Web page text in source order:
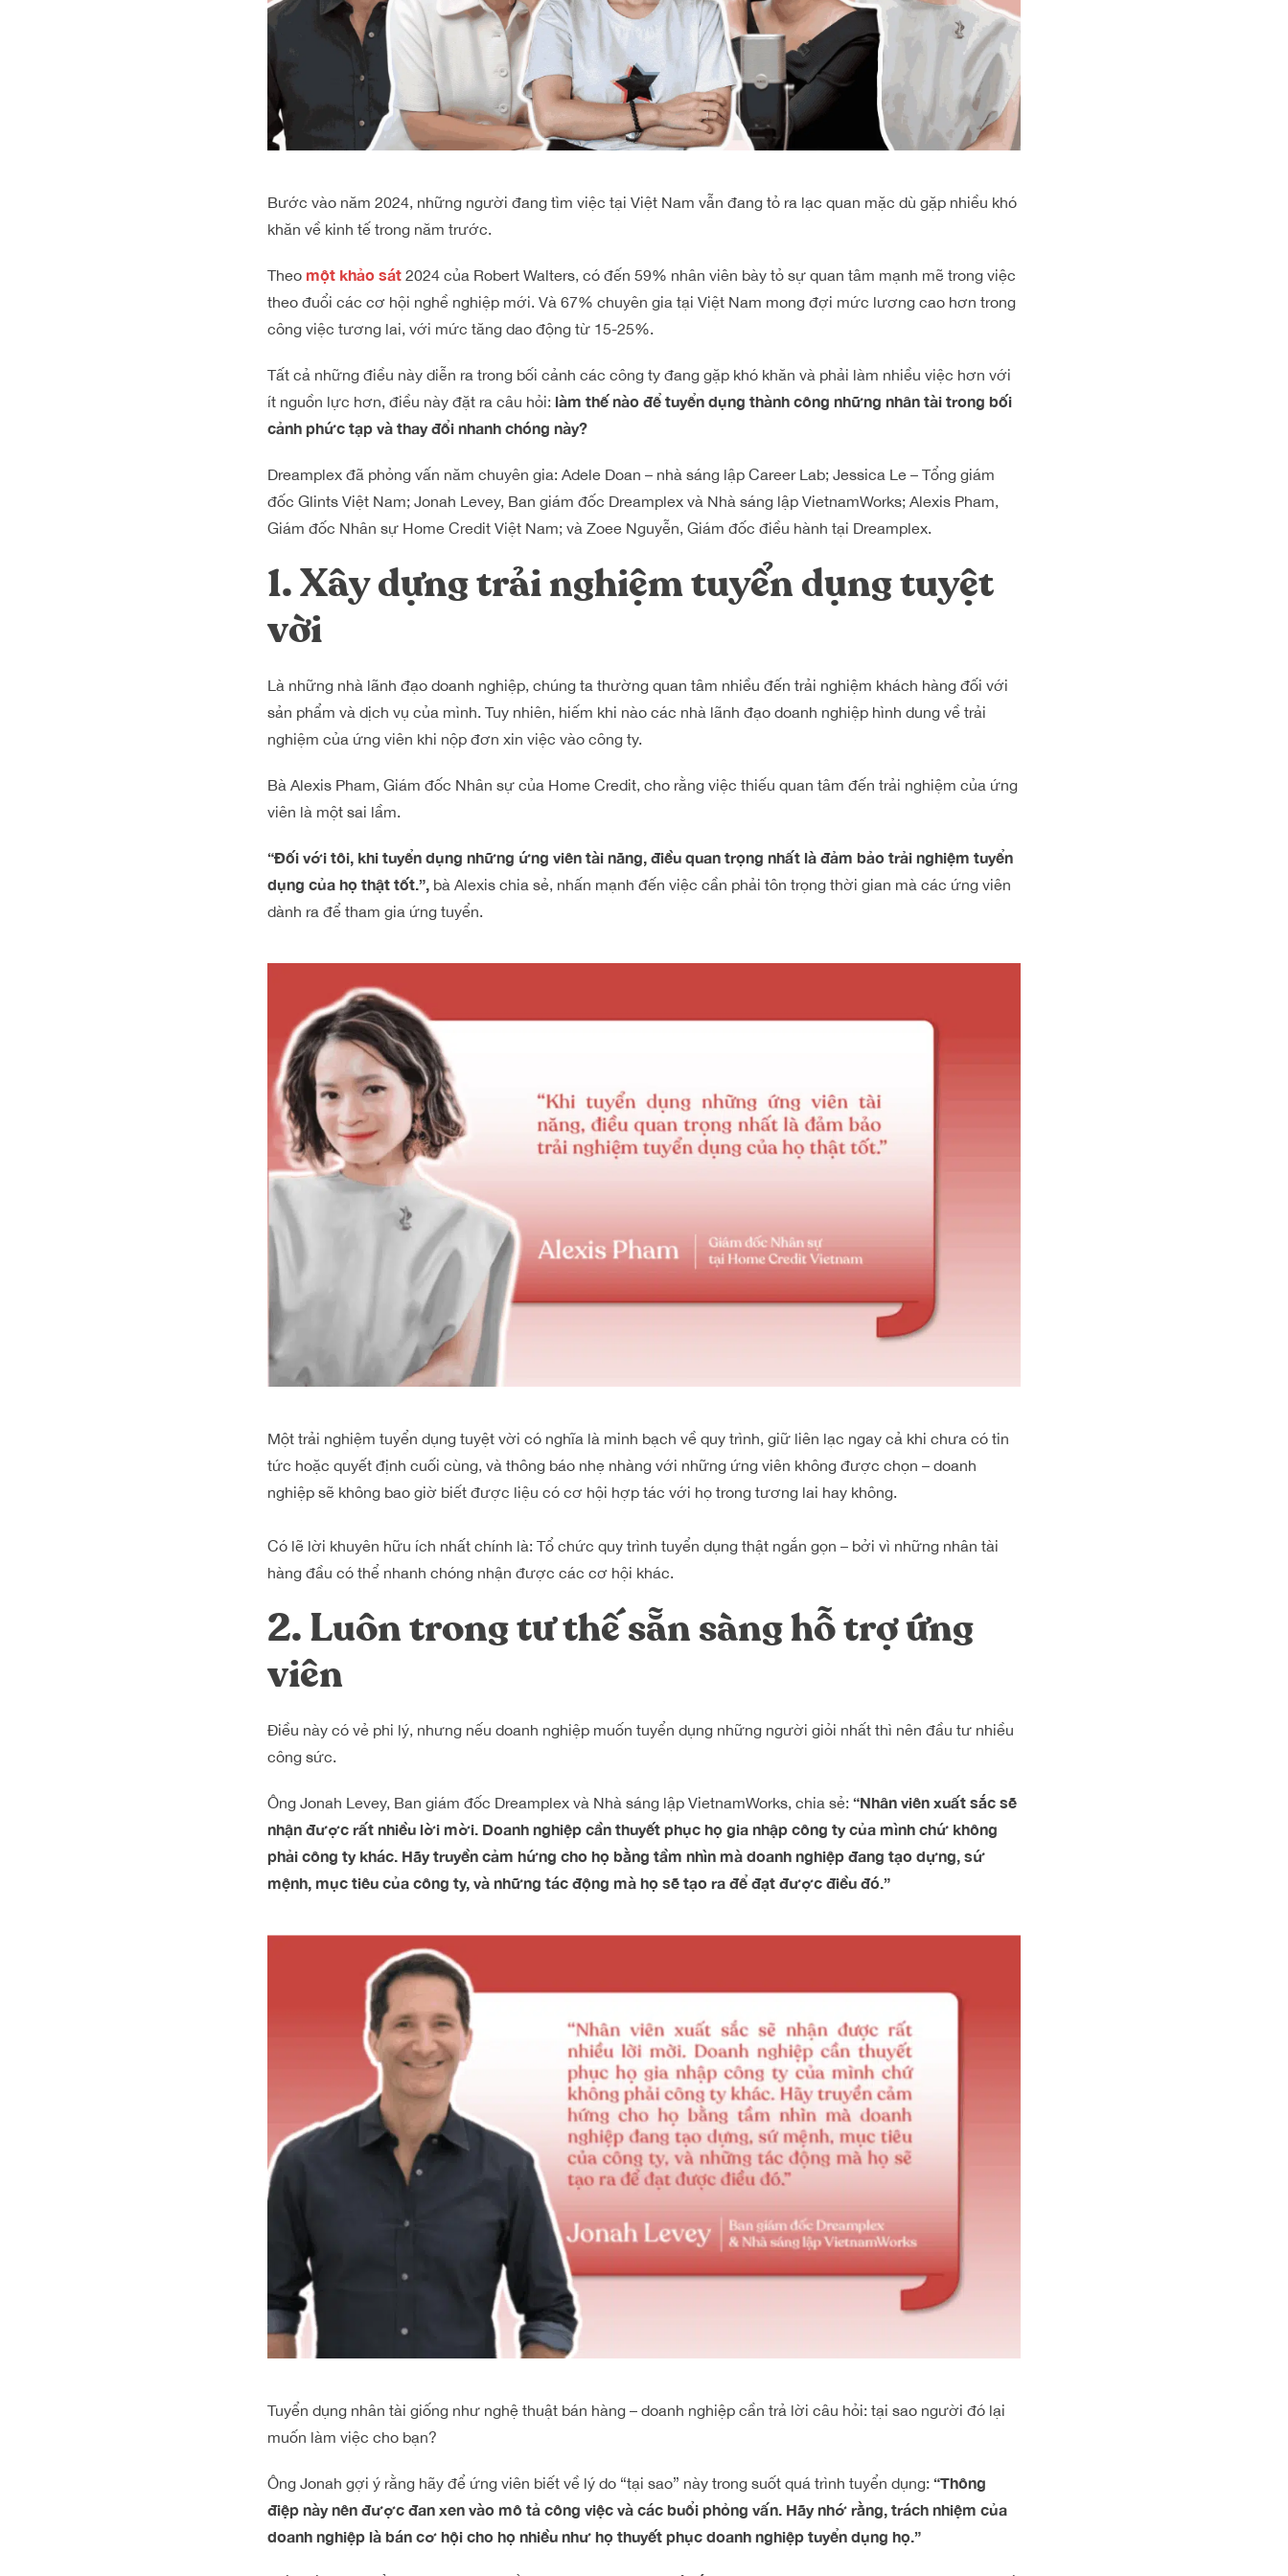
Bước vào năm 2024, những người đang tìm việc tại Việt Nam vẫn đang tỏ ra lạc quan mặc dù gặp nhiều khó
khăn về kinh tế trong năm trước.
Theo một khảo sát2024 của Robert Walters, có đến 59% nhân viên bày tỏ sự quan tâm mạnh mẽ trong việc
theo đuổi các cơ hội nghề nghiệp mới. Và 67% chuyên gia tại Việt Nam mong đợi mức lương cao hơn trong
công việc tương lai, với mức tăng dao động từ 15-25%.
Tất cả những điều này diễn ra trong bối cảnh các công ty đang gặp khó khăn và phải làm nhiều việc hơn với
ít nguồn lực hơn, điều này đặt ra câu hỏi: làm thế nào để tuyển dụng thành công những nhân tài trong bối
cảnh phức tạp và thay đổi nhanh chóng này?
Dreamplex đã phỏng vấn năm chuyên gia: Adele Doan – nhà sáng lập Career Lab; Jessica Le – Tổng giám
đốc Glints Việt Nam; Jonah Levey, Ban giám đốc Dreamplex và Nhà sáng lập VietnamWorks; Alexis Pham,
Giám đốc Nhân sự Home Credit Việt Nam; và Zoee Nguyễn, Giám đốc điều hành tại Dreamplex.
1. Xây dựng trải nghiệm tuyển dụng tuyệt
vời
Là những nhà lãnh đạo doanh nghiệp, chúng ta thường quan tâm nhiều đến trải nghiệm khách hàng đối với
sản phẩm và dịch vụ của mình. Tuy nhiên, hiếm khi nào các nhà lãnh đạo doanh nghiệp hình dung về trải
nghiệm của ứng viên khi nộp đơn xin việc vào công ty.
Bà Alexis Pham, Giám đốc Nhân sự của Home Credit, cho rằng việc thiếu quan tâm đến trải nghiệm của ứng
viên là một sai lầm.
“Đối với tôi, khi tuyển dụng những ứng viên tài năng, điều quan trọng nhất là đảm bảo trải nghiệm tuyển
dụng của họ thật tốt.”,bà Alexis chia sẻ, nhấn mạnh đến việc cần phải tôn trọng thời gian mà các ứng viên
dành ra để tham gia ứng tuyển.
Một trải nghiệm tuyển dụng tuyệt vời có nghĩa là minh bạch về quy trình, giữ liên lạc ngay cả khi chưa có tin
tức hoặc quyết định cuối cùng, và thông báo nhẹ nhàng với những ứng viên không được chọn – doanh
nghiệp sẽ không bao giờ biết được liệu có cơ hội hợp tác với họ trong tương lai hay không.
Có lẽ lời khuyên hữu ích nhất chính là: Tổ chức quy trình tuyển dụng thật ngắn gọn – bởi vì những nhân tài
hàng đầu có thể nhanh chóng nhận được các cơ hội khác.
2. Luôn trong tư thế sẵn sàng hỗ trợ ứng
viên
Điều này có vẻ phi lý, nhưng nếu doanh nghiệp muốn tuyển dụng những người giỏi nhất thì nên đầu tư nhiều
công sức.
Ông Jonah Levey, Ban giám đốc Dreamplex và Nhà sáng lập VietnamWorks, chia sẻ: “Nhân viên xuất sắc sẽ
nhận được rất nhiều lời mời. Doanh nghiệp cần thuyết phục họ gia nhập công ty của mình chứ không
phải công ty khác. Hãy truyền cảm hứng cho họ bằng tầm nhìn mà doanh nghiệp đang tạo dựng, sứ
mệnh, mục tiêu của công ty, và những tác động mà họ sẽ tạo ra để đạt được điều đó.”
Tuyển dụng nhân tài giống như nghệ thuật bán hàng – doanh nghiệp cần trả lời câu hỏi: tại sao người đó lại
muốn làm việc cho bạn?
Ông Jonah gợi ý rằng hãy để ứng viên biết về lý do “tại sao” này trong suốt quá trình tuyển dụng: “Thông
điệp này nên được đan xen vào mô tả công việc và các buổi phỏng vấn. Hãy nhớ rằng, trách nhiệm của
doanh nghiệp là bán cơ hội cho họ nhiều như họ thuyết phục doanh nghiệp tuyển dụng họ.”